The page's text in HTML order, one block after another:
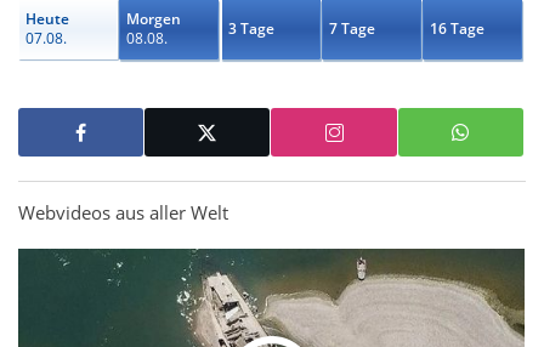
Heute
07.08.
Morgen
08.08.
3 Tage 7 Tage 16 Tage
Webvideos aus aller Welt